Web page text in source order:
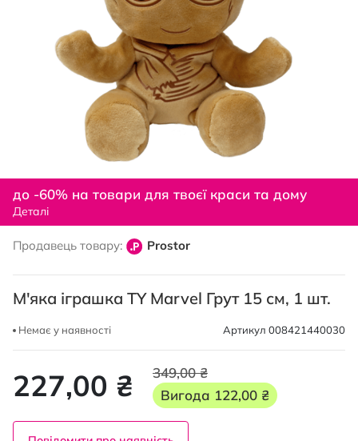
початку
галереї
до -60% на товари для твоєї краси та дому
Деталі
Продавець товару: Prostor
М'яка іграшка TY Marvel Грут 15 см, 1 шт.
Немає у наявності Артикул 008421440030
227,00 ₴
349,00 ₴
Вигода 122,00 ₴